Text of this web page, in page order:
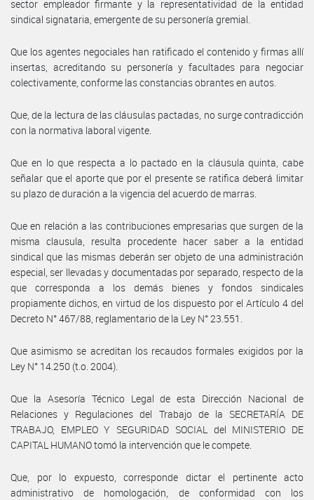
sector empleador firmante y la representatividad de la entidad
sindical signataria, emergente de su personería gremial.
Que los agentes negociales han ratificado el contenido y firmas allí
insertas, acreditando su personería y facultades para negociar
colectivamente, conforme las constancias obrantes en autos.
Que, de la lectura de las cláusulas pactadas, no surge contradicción
con la normativa laboral vigente.
Que en lo que respecta a lo pactado en la cláusula quinta, cabe
señalar que el aporte que por el presente se ratifica deberá limitar
su plazo de duración a la vigencia del acuerdo de marras.
Que en relación a las contribuciones empresarias que surgen de la
misma clausula, resulta procedente hacer saber a la entidad
sindical que las mismas deberán ser objeto de una administración
especial, ser llevadas y documentadas por separado, respecto de la
que corresponda a los demás bienes y fondos sindicales
propiamente dichos, en virtud de los dispuesto por el Artículo 4 del
Decreto N° 467/88, reglamentario de la Ley N° 23.551.
Que asimismo se acreditan los recaudos formales exigidos por la
Ley N° 14.250 (t.o. 2004).
Que la Asesoría Técnico Legal de esta Dirección Nacional de
Relaciones y Regulaciones del Trabajo de la SECRETARÍA DE
TRABAJO, EMPLEO Y SEGURIDAD SOCIAL del MINISTERIO DE
CAPITAL HUMANO tomó la intervención que le compete.
Que, por lo expuesto, corresponde dictar el pertinente acto
administrativo de homologación, de conformidad con los